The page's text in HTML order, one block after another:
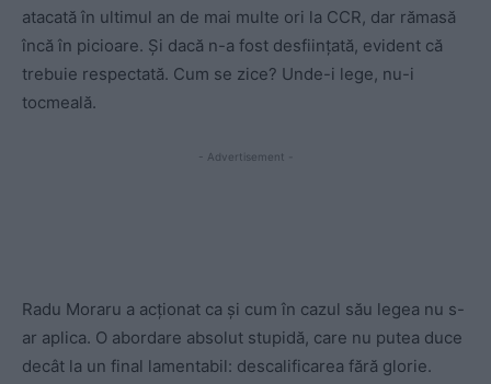
atacată în ultimul an de mai multe ori la CCR, dar rămasă
încă în picioare. Și dacă n-a fost desființată, evident că
trebuie respectată. Cum se zice? Unde-i lege, nu-i
tocmeală.
- Advertisement -
Radu Moraru a acționat ca și cum în cazul său legea nu s-
ar aplica. O abordare absolut stupidă, care nu putea duce
decât la un final lamentabil: descalificarea fără glorie.